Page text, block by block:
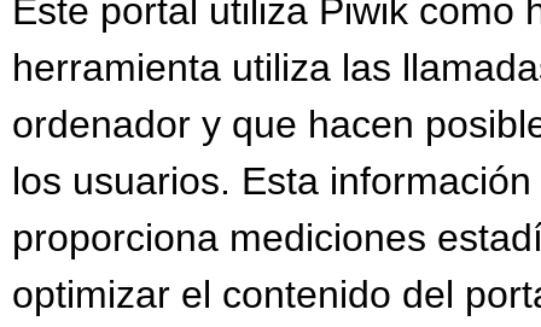
Este portal utiliza Piwik como
herramienta utiliza las
ordenador y que hacen
los usuarios. Esta
proporciona mediciones
optimizar el contenido del